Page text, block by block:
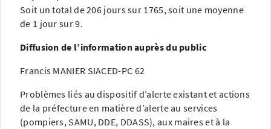
Soit un total de 206 jours sur 1765, soit une moyenne
de 1 jour sur 9.
Diffusion de l’information auprès du public
Francis MANIER SIACED-PC 62
Problèmes liés au dispositif d’alerte existant et actions
de la préfecture en matière d’alerte au services
(pompiers, SAMU, DDE, DDASS), aux maires et à la